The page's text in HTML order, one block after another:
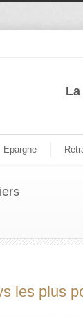
Epargne
les plus